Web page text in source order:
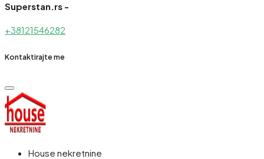
Superstan.rs -
+38121546282
Kontaktirajte me
House nekretnine